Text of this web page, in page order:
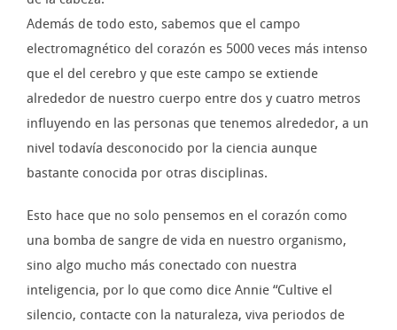
Además de todo esto, sabemos que el campo
electromagnético del corazón es 5000 veces más intenso
que el del cerebro y que este campo se extiende
alrededor de nuestro cuerpo entre dos y cuatro metros
influyendo en las personas que tenemos alrededor, a un
nivel todavía desconocido por la ciencia aunque
bastante conocida por otras disciplinas.
Esto hace que no solo pensemos en el corazón como
una bomba de sangre de vida en nuestro organismo,
sino algo mucho más conectado con nuestra
inteligencia, por lo que como dice Annie “Cultive el
silencio, contacte con la naturaleza, viva periodos de